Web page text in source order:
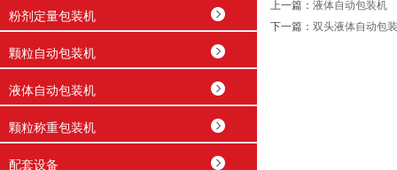
粉剂定量包装机
颗粒自动包装机
液体自动包装机
颗粒称重包装机
配套设备
上一篇： 液体自动包装机
下一篇： 双头液体自动包